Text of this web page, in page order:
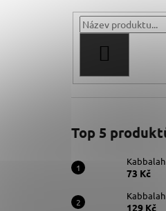
Top 5
73 Kč
129 Kč